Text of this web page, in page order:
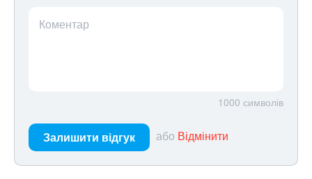
Коментар
1000 символів
Залишити відгук або Відмінити